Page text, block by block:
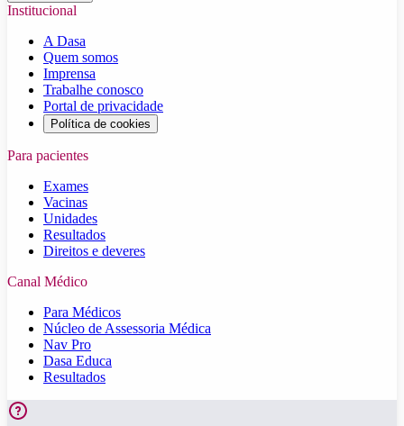
Institucional
A Dasa
Quem somos
Imprensa
Trabalhe conosco
Portal de privacidade
Política de cookies
Para pacientes
Exames
Vacinas
Unidades
Resultados
Direitos e deveres
Canal Médico
Para Médicos
Núcleo de Assessoria Médica
Nav Pro
Dasa Educa
Resultados